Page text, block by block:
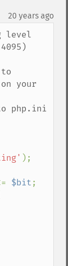
20 years ago
level
your
php.ini
);
$bit